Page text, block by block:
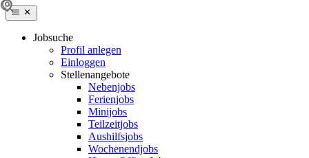
Jobsuche
Profil anlegen
Einloggen
Stellenangebote
Nebenjobs
Ferienjobs
Minijobs
Teilzeitjobs
Aushilfsjobs
Wochenendjobs